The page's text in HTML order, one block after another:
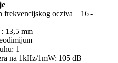
frekvencijskog odziva 16 -
: 13,5 mm
1
na 1kHz/1mW: 105 dB